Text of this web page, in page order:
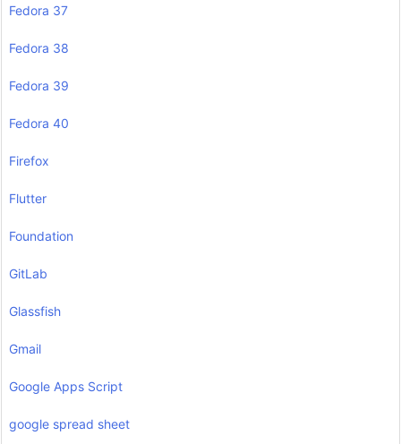
Fedora 37
Fedora 38
Fedora 39
Fedora 40
Firefox
Flutter
Foundation
GitLab
Glassfish
Gmail
Google Apps Script
google spread sheet